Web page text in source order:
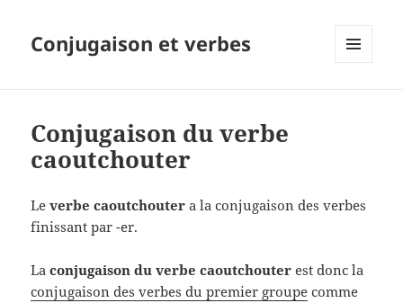
Conjugaison et verbes
Conjugaison du verbe
caoutchouter
Leverbe caoutchouter a la conjugaison des verbes
finissant par -er.
Laconjugaison du verbe caoutchouter est donc la
conjugaison des verbes du premier groupe comme